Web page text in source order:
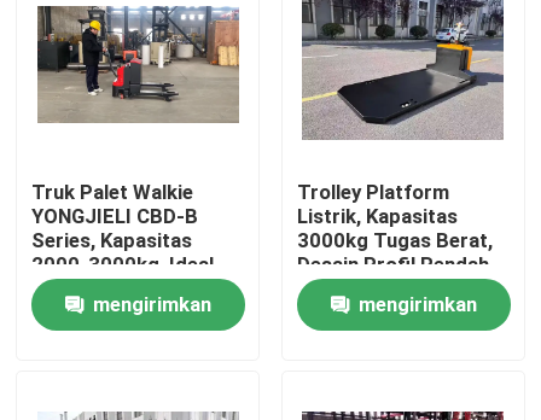
Rumah
Produk
Truk Palet Walkie
YONGJIELI CBD-B
Series, Kapasitas
2000-3000kg, Ideal
Untuk Logistik
Gudang.mengirimkan
Trolley Platform
Listrik, Kapasitas
3000kg Tugas Berat,
Desain Profil Rendah
Untuk Pengisian Tanpa
Usaha, Ideal Untuk
Penanganan Bahan
mengirimkan